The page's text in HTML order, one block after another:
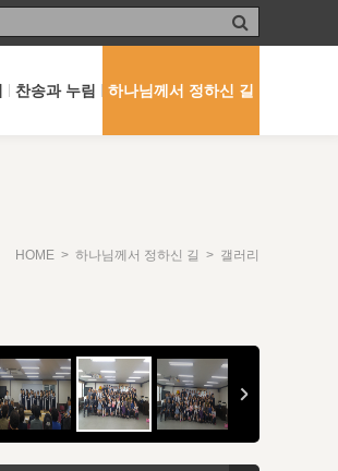
찬송과 누림 하나님께서 정하신 길
HOME > 하나님께서 정하신 길 > 갤러리